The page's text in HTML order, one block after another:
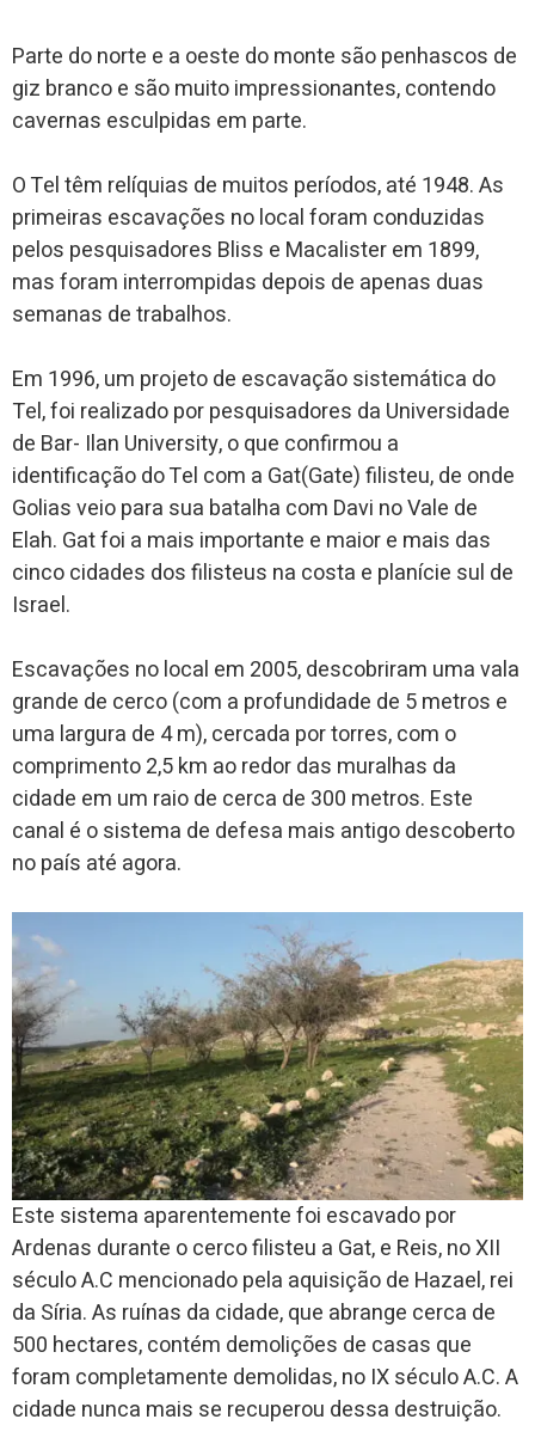
Parte do norte e a oeste do monte são penhascos de
giz branco e são muito impressionantes, contendo
cavernas esculpidas em parte.
O Tel têm relíquias de muitos períodos, até 1948. As
primeiras escavações no local foram conduzidas
pelos pesquisadores Bliss e Macalister em 1899,
mas foram interrompidas depois de apenas duas
semanas de trabalhos.
Em 1996, um projeto de escavação sistemática do
Tel, foi realizado por pesquisadores da Universidade
de Bar- Ilan University, o que confirmou a
identificação do Tel com a Gat(Gate) filisteu, de onde
Golias veio para sua batalha com Davi no Vale de
Elah. Gat foi a mais importante e maior e mais das
cinco cidades dos filisteus na costa e planície sul de
Israel.
Escavações no local em 2005, descobriram uma vala
grande de cerco (com a profundidade de 5 metros e
uma largura de 4 m), cercada por torres, com o
comprimento 2,5 km ao redor das muralhas da
cidade em um raio de cerca de 300 metros. Este
canal é o sistema de defesa mais antigo descoberto
no país até agora.
Este sistema aparentemente foi escavado por
Ardenas durante o cerco filisteu a Gat, e Reis, no XII
século A.C mencionado pela aquisição de Hazael, rei
da Síria. As ruínas da cidade, que abrange cerca de
500 hectares, contém demolições de casas que
foram completamente demolidas, no IX século A.C. A
cidade nunca mais se recuperou dessa destruição.